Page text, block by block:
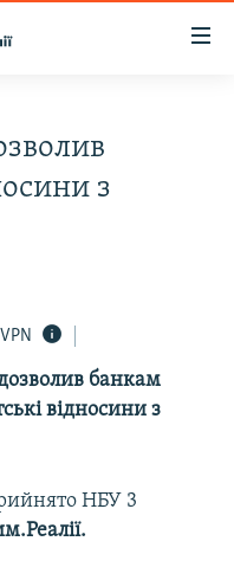
з
банкам
відносини з
НБУ 3